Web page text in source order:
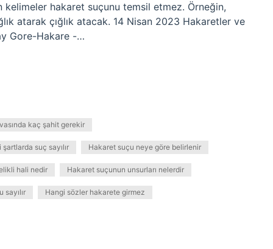
kelimeler hakaret suçunu temsil etmez. Örneğin,
atarak çığlık atacak. 14 Nisan 2023 Hakaretler ve
Gore-Hakare -…
kaç şahit gerekir
suç sayılır Hakaret suçu neye göre belirlenir
hali nedir Hakaret suçunun unsurları nelerdir
Hangi sözler hakarete girmez